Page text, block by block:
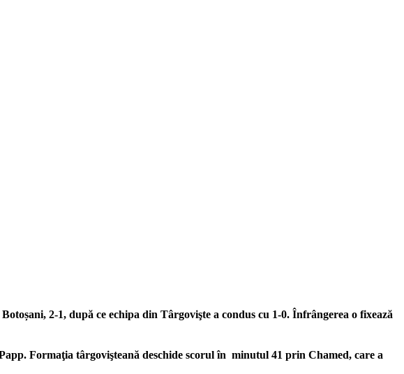
2-1, după ce echipa din Târgovişte a condus cu 1-0. Înfrângerea o fixează
Formaţia târgovişteană deschide scorul în minutul 41 prin Chamed, care a